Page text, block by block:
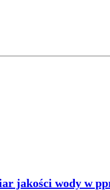
jakości wody w